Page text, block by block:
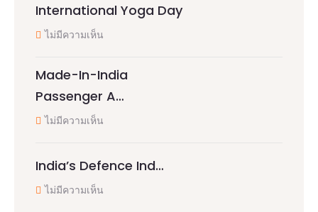
International Yoga Day
ไม่มีความเห็น
Made-In-India
Passenger A…
ไม่มีความเห็น
India’s Defence Ind…
ไม่มีความเห็น